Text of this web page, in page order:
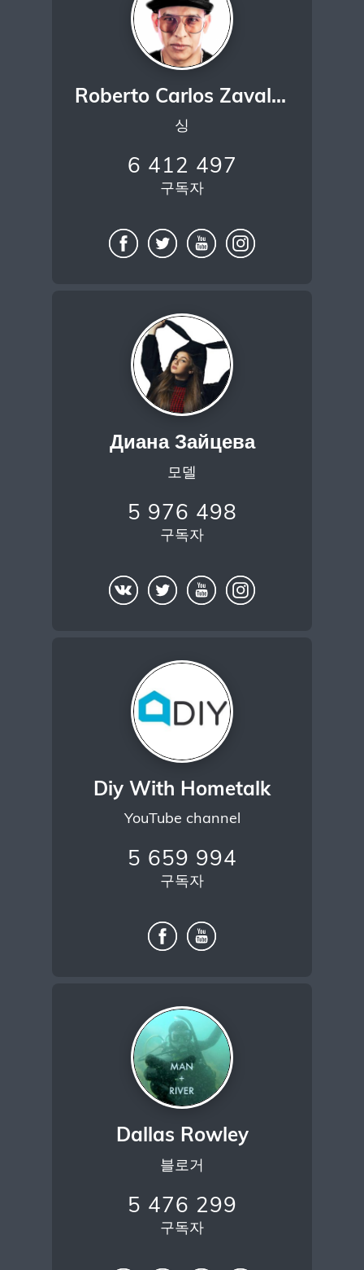
Roberto Carlos Zavala Vasquez
싱
6 412 497
구독자
Диана Зайцева
모델
5 976 498
구독자
Diy With Hometalk
YouTube channel
5 659 994
구독자
Dallas Rowley
블로거
5 476 299
구독자